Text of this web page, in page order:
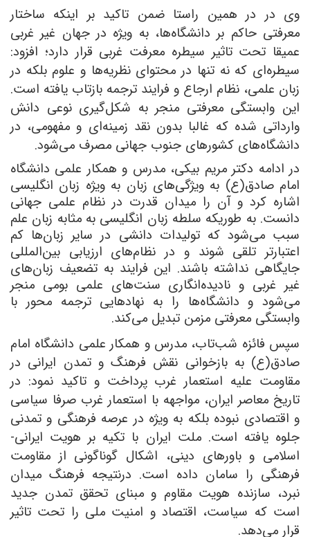
وی در در همین راستا ضمن تاکید بر اینکه ساختار
معرفتی حاکم بر دانشگاه‌ها، به ویژه در جهان غیر غربی
عمیقا تحت تاثیر سیطره معرفت غربی قرار دارد؛ افزود:
سیطره‌ای که نه تنها در محتوای نظریه‌ها و علوم بلکه در
زبان علمی، نظام ارجاع و فرایند ترجمه بازتاب یافته است.
این وابستگی معرفتی منجر به شکل‌گیری نوعی دانش
وارداتی شده که غالبا بدون نقد زمینه‌ای و مفهومی، در
دانشگاه‌های کشورهای جنوب جهانی مصرف می‌شود.
در ادامه دکتر مریم بیکی، مدرس و همکار علمی دانشگاه
امام صادق(ع) به ویژگی‌های زبان به ویژه زبان انگلیسی
اشاره کرد و آن را میدان قدرت در نظام علمی جهانی
دانست. به طوریکه سلطه زبان انگلیسی به مثابه زبان علم
سبب می‌شود که تولیدات دانشی در سایر زبان‌ها کم
اعتبارتر تلقی شوند و در نظام‌های ارزیابی بین‌المللی
جایگاهی نداشته باشند. این فرایند به تضعیف زبان‌های
غیر غربی و نادیده‌انگاری سنت‌های علمی بومی منجر
می‌شود و دانشگاه‌ها را به نهادهایی ترجمه محور با
وابستگی معرفتی مزمن تبدیل می‌کند.
سپس فائزه شب‌تاب، مدرس و همکار علمی دانشگاه امام
صادق(ع) به بازخوانی نقش فرهنگ و تمدن ایرانی در
مقاومت علیه استعمار غرب پرداخت و تاکید نمود: در
تاریخ معاصر ایران، مواجهه با استعمار غرب صرفا سیاسی
و اقتصادی نبوده بلکه به ویژه در عرصه فرهنگی و تمدنی
جلوه یافته است. ملت ایران با تکیه بر هویت ایرانی-
اسلامی و باورهای دینی، اشکال گوناگونی از مقاومت
فرهنگی را سامان داده است. درنتیجه فرهنگ میدان
نبرد، سازنده هویت مقاوم و مبنای تحقق تمدن جدید
است که سیاست، اقتصاد و امنیت ملی را تحت تاثیر
قرار می‌دهد.